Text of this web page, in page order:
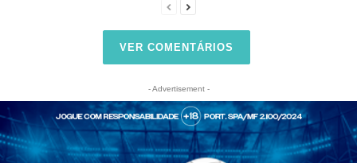
VER COMENTÁRIOS
- Advertisement -